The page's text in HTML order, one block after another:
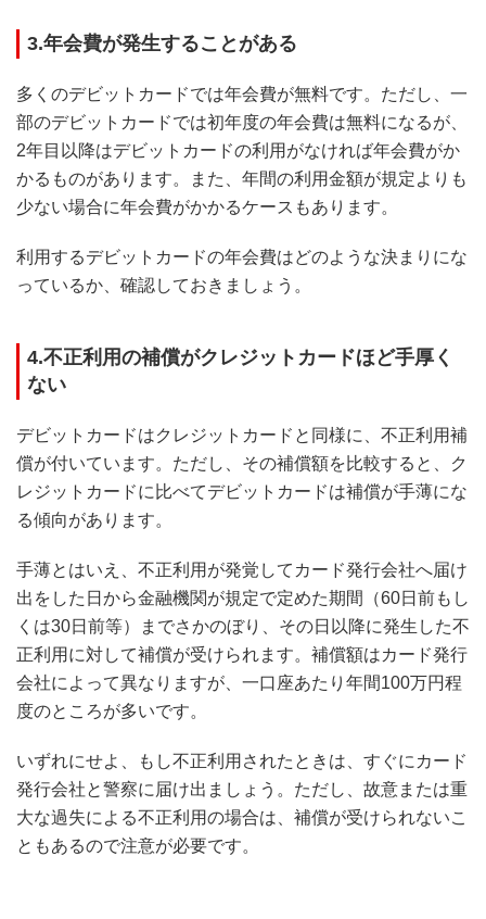
3.年会費が発生することがある
多くのデビットカードでは年会費が無料です。ただし、一
部のデビットカードでは初年度の年会費は無料になるが、
2年目以降はデビットカードの利用がなければ年会費がか
かるものがあります。また、年間の利用金額が規定よりも
少ない場合に年会費がかかるケースもあります。
利用するデビットカードの年会費はどのような決まりにな
っているか、確認しておきましょう。
4.不正利用の補償がクレジットカードほど手厚く
ない
デビットカードはクレジットカードと同様に、不正利用補
償が付いています。ただし、その補償額を比較すると、ク
レジットカードに比べてデビットカードは補償が手薄にな
る傾向があります。
手薄とはいえ、不正利用が発覚してカード発行会社へ届け
出をした日から金融機関が規定で定めた期間（60日前もし
くは30日前等）までさかのぼり、その日以降に発生した不
正利用に対して補償が受けられます。補償額はカード発行
会社によって異なりますが、一口座あたり年間100万円程
度のところが多いです。
いずれにせよ、もし不正利用されたときは、すぐにカード
発行会社と警察に届け出ましょう。ただし、故意または重
大な過失による不正利用の場合は、補償が受けられないこ
ともあるので注意が必要です。